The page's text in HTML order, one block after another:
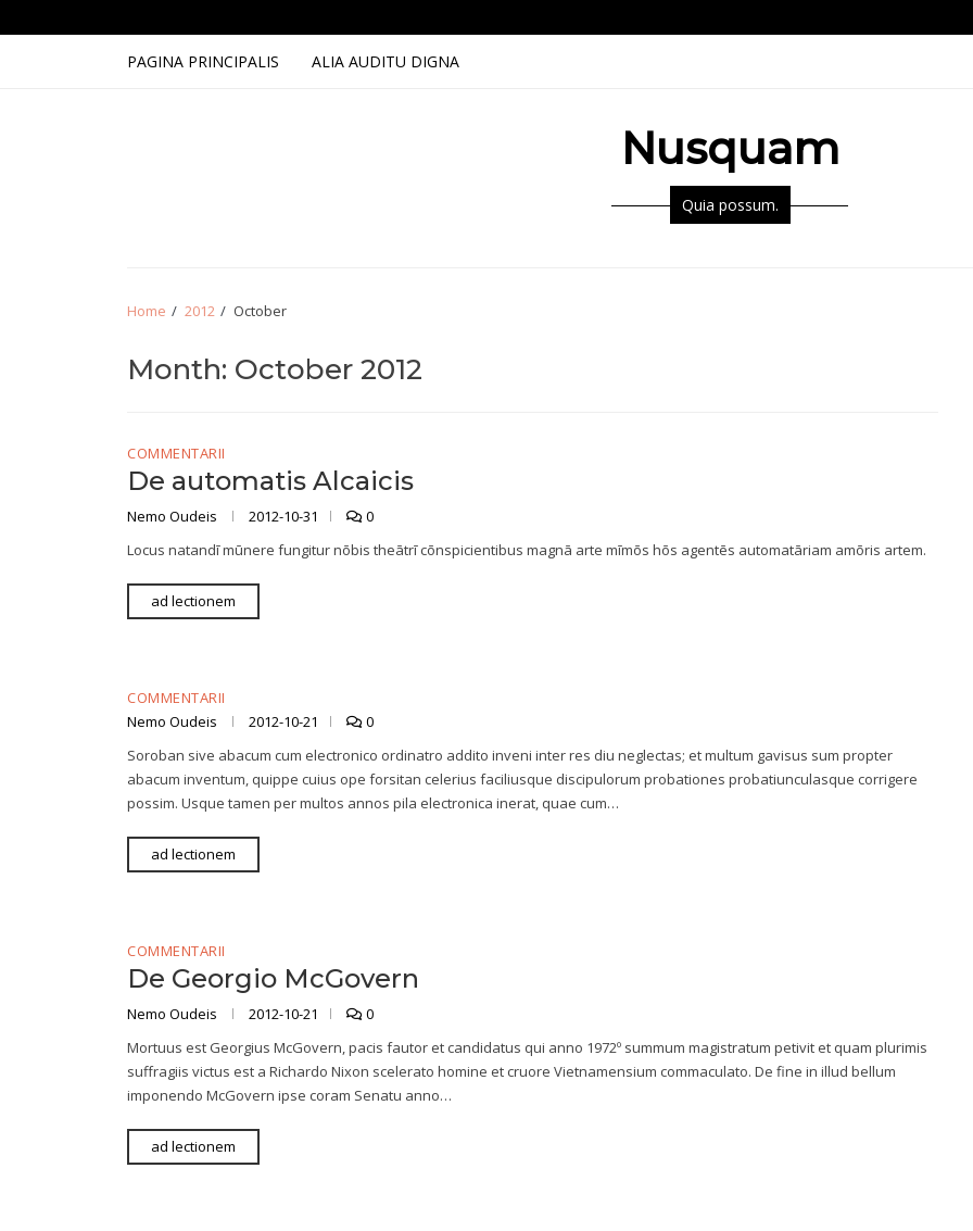
PAGINA PRINCIPALIS ALIA AUDITU DIGNA
Nusquam
Quia possum.
Home 2012 October
Month: October 2012
COMMENTARII
De automatis Alcaicis
Nemo Oudeis 2012-10-31
0
Locus natandī mūnere fungitur nōbis theātrī cōnspicientibus magnā arte mīmōs hōs agentēs automatāriam amōris artem.
ad lectionem
COMMENTARII
Nemo Oudeis
2012-10-21
0
Soroban sive abacum cum electronico ordinatro addito inveni inter res diu neglectas; et multum gavisus sum propter
abacum inventum, quippe cuius ope forsitan celerius faciliusque discipulorum probationes probatiunculasque corrigere
possim. Usque tamen per multos annos pila electronica inerat, quae cum…
ad lectionem
COMMENTARII
De Georgio McGovern
Nemo Oudeis 2012-10-21
0
Mortuus est Georgius McGovern, pacis fautor et candidatus qui anno 1972º summum magistratum petivit et quam plurimis
suffragiis victus est a Richardo Nixon scelerato homine et cruore Vietnamensium commaculato. De fine in illud bellum
imponendo McGovern ipse coram Senatu anno…
ad lectionem